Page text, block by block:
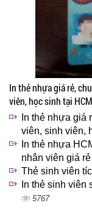
In thẻ nhựa giá rẻ,
viên, học sinh tại HCM
In thẻ nhựa giá
viên, sinh viên,
In thẻ nhựa
nhân viên giá rẻ
Thẻ sinh viên
In thẻ sinh
5767